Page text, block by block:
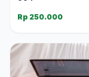
Rp 250.000